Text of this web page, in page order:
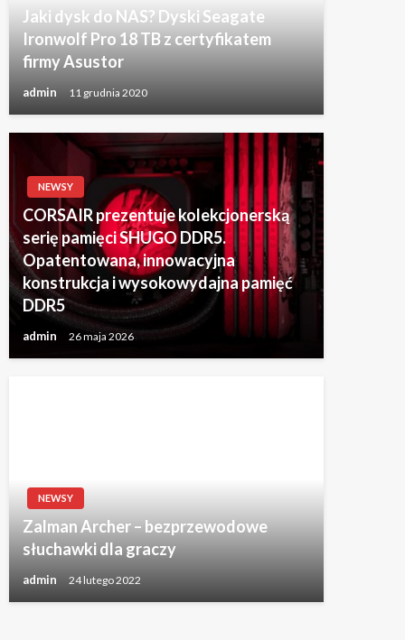
Jaki dysk do NAS? Dyski Seagate
Ironwolf Pro 18 TB z certyfikatem
firmy Asustor
admin 11 grudnia 2020
NEWSY
CORSAIR prezentuje kolekcjonerską
serię pamięci SHUGO DDR5.
Opatentowana, innowacyjna
konstrukcja i wysokowydajna pamięć
DDR5
admin 26 maja 2026
NEWSY
Zalman Archer – bezprzewodowe
słuchawki dla graczy
admin 24 lutego 2022